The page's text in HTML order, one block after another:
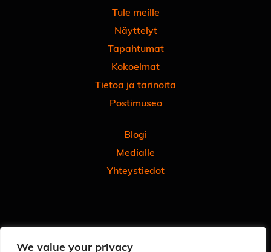
We value your privacy
Tule meille
Näyttelyt
Tapahtumat
Kokoelmat
Tietoa ja tarinoita
Postimuseo
Blogi
Medialle
Yhteystiedot
Tilaa uutiskirjeemme